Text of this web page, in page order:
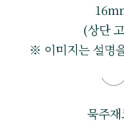
(상단
※ 이미지는 설명
묵주